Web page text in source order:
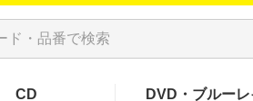
CD DVD・ブルーレ